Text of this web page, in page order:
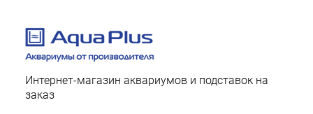
Интернет-магазин аквариумов и подставок на
заказ